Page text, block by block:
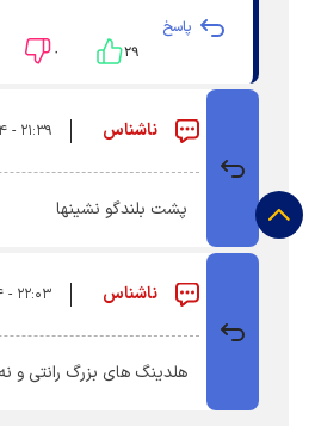
پاسخ
۲۹ ۰
ناشناس ۲۱:۳۹ - ۱۴۰۵/۰۴/۱۴
پشت بلندگو نشینها
ناشناس ۲۲:۰۳ - ۱۴۰۵/۰۴/۱۴
هلدینگ های بزرگ رانتی